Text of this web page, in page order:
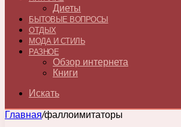
Диеты
БЫТОВЫЕ ВОПРОСЫ
ОТДЫХ
МОДА И СТИЛЬ
РАЗНОЕ
Обзор интернета
Книги
Искать
Главная/фаллоимитаторы